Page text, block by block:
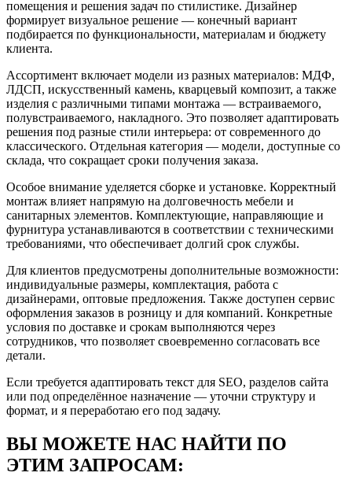
помещения и решения задач по стилистике. Дизайнер
формирует визуальное решение — конечный вариант
подбирается по функциональности, материалам и бюджету
клиента.
Ассортимент включает модели из разных материалов: МДФ,
ЛДСП, искусственный камень, кварцевый композит, а также
изделия с различными типами монтажа — встраиваемого,
полувстраиваемого, накладного. Это позволяет адаптировать
решения под разные стили интерьера: от современного до
классического. Отдельная категория — модели, доступные со
склада, что сокращает сроки получения заказа.
Особое внимание уделяется сборке и установке. Корректный
монтаж влияет напрямую на долговечность мебели и
санитарных элементов. Комплектующие, направляющие и
фурнитура устанавливаются в соответствии с техническими
требованиями, что обеспечивает долгий срок службы.
Для клиентов предусмотрены дополнительные возможности:
индивидуальные размеры, комплектация, работа с
дизайнерами, оптовые предложения. Также доступен сервис
оформления заказов в розницу и для компаний. Конкретные
условия по доставке и срокам выполняются через
сотрудников, что позволяет своевременно согласовать все
детали.
Если требуется адаптировать текст для SEO, разделов сайта
или под определённое назначение — уточни структуру и
формат, и я переработаю его под задачу.
ВЫ МОЖЕТЕ НАС НАЙТИ ПО
ЭТИМ ЗАПРОСАМ: